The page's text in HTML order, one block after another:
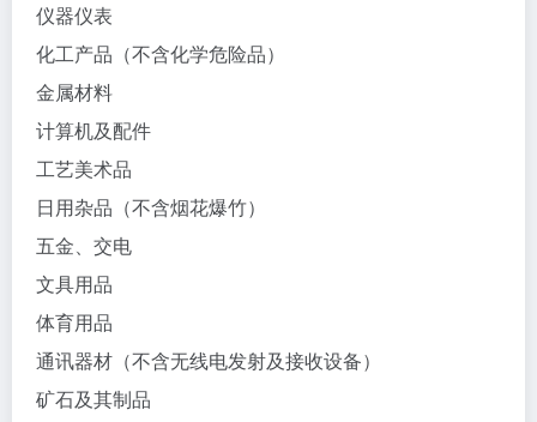
仪器仪表
化工产品（不含化学危险品）
金属材料
计算机及配件
工艺美术品
日用杂品（不含烟花爆竹）
五金、交电
文具用品
体育用品
通讯器材（不含无线电发射及接收设备）
矿石及其制品